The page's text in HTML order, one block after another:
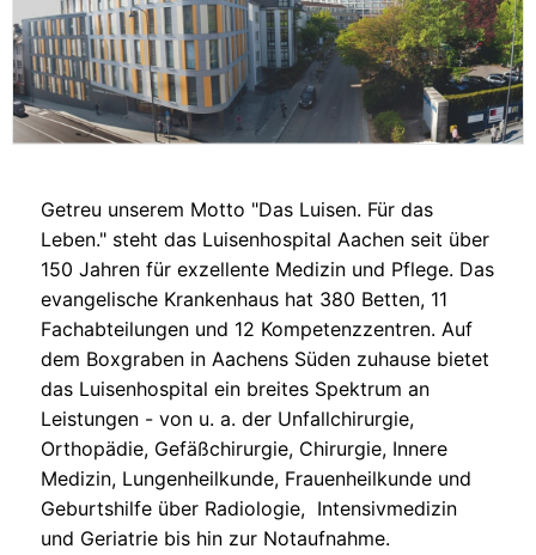
Getreu unserem Motto "Das Luisen. Für das
Leben." steht das Luisenhospital Aachen seit über
150 Jahren für exzellente Medizin und Pflege. Das
evangelische Krankenhaus hat 380 Betten, 11
Fachabteilungen und 12 Kompetenzzentren. Auf
dem Boxgraben in Aachens Süden zuhause bietet
das Luisenhospital ein breites Spektrum an
Leistungen - von u. a. der Unfallchirurgie,
Orthopädie, Gefäßchirurgie, Chirurgie, Innere
Medizin, Lungenheilkunde, Frauenheilkunde und
Geburtshilfe über Radiologie, Intensivmedizin
und Geriatrie bis hin zur Notaufnahme.